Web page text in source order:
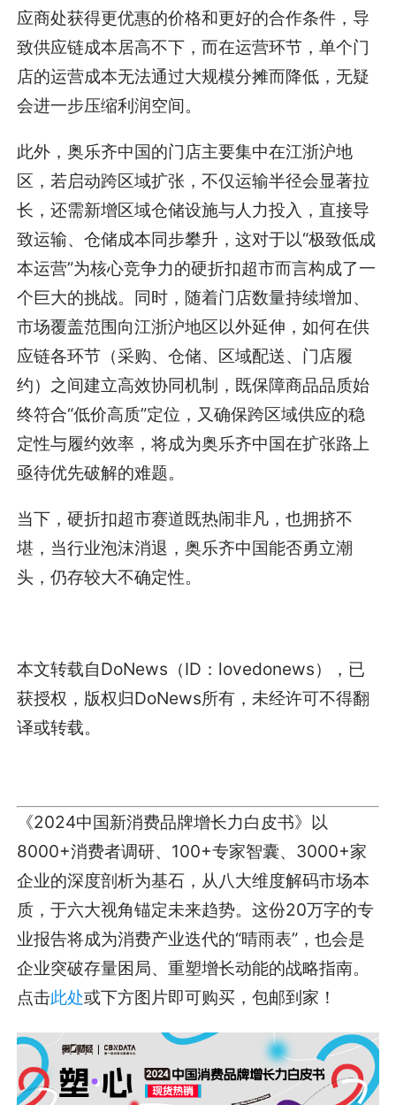
应商处获得更优惠的价格和更好的合作条件，导
致供应链成本居高不下，而在运营环节，单个门
店的运营成本无法通过大规模分摊而降低，无疑
会进一步压缩利润空间。
此外，奥乐齐中国的门店主要集中在江浙沪地
区，若启动跨区域扩张，不仅运输半径会显著拉
长，还需新增区域仓储设施与人力投入，直接导
致运输、仓储成本同步攀升，这对于以“极致低成
本运营”为核心竞争力的硬折扣超市而言构成了一
个巨大的挑战。同时，随着门店数量持续增加、
市场覆盖范围向江浙沪地区以外延伸，如何在供
应链各环节（采购、仓储、区域配送、门店履
约）之间建立高效协同机制，既保障商品品质始
终符合“低价高质”定位，又确保跨区域供应的稳
定性与履约效率，将成为奥乐齐中国在扩张路上
亟待优先破解的难题。
当下，硬折扣超市赛道既热闹非凡，也拥挤不
堪，当行业泡沫消退，奥乐齐中国能否勇立潮
头，仍存较大不确定性。
本文转载自DoNews（ID：lovedonews），已
获授权，版权归DoNews所有，未经许可不得翻
译或转载。
《2024中国新消费品牌增长力白皮书》以
8000+消费者调研、100+专家智囊、3000+家
企业的深度剖析为基石，从八大维度解码市场本
质，于六大视角锚定未来趋势。这份20万字的专
业报告将成为消费产业迭代的“晴雨表”，也会是
企业突破存量困局、重塑增长动能的战略指南。
点击此处或下方图片即可购买，包邮到家！